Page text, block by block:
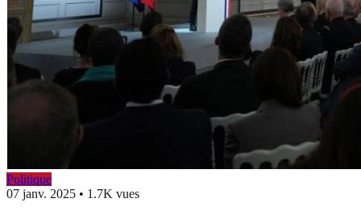
Politique
07 janv. 2025 • 1.7K vues